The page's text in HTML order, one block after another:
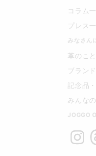
コラム
プレス
みなさん
革のこ
ブラン
記念品
みんな
JOGGO